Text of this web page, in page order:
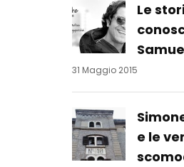
Le
31 Maggio 2015
e le